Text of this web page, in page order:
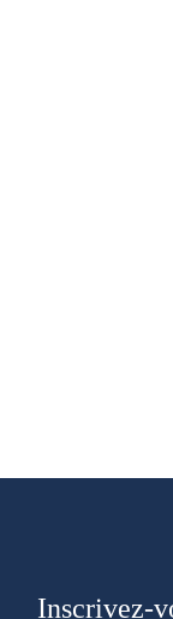
Inscrivez-